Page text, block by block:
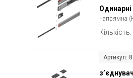
Одинарні
напрямна
Кількість:
Артикул: